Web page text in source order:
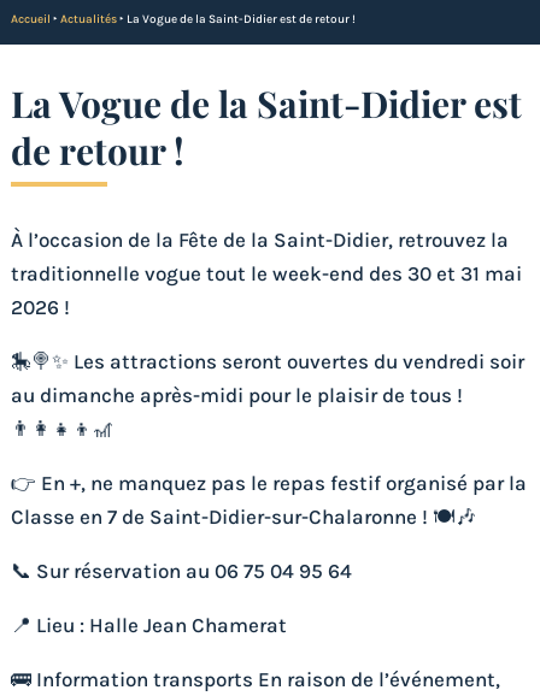
Accueil ‣ Actualités‣ La Vogue de la Saint-Didier est de retour !
La Vogue de la Saint-Didier est
de retour !
À l’occasion de la Fête de la Saint-Didier, retrouvez la
traditionnelle vogue tout le week-end des 30 et 31 mai
2026 !
🎠🍭✨ Les attractions seront ouvertes du vendredi soir
au dimanche après-midi pour le plaisir de tous !
👨‍👩‍👧‍👦🎢
👉 En +, ne manquez pas le repas festif organisé par la
Classe en 7 de Saint-Didier-sur-Chalaronne ! 🍽️🎶
📞 Sur réservation au 06 75 04 95 64
📍 Lieu : Halle Jean Chamerat
🚌 Information transports En raison de l’événement,